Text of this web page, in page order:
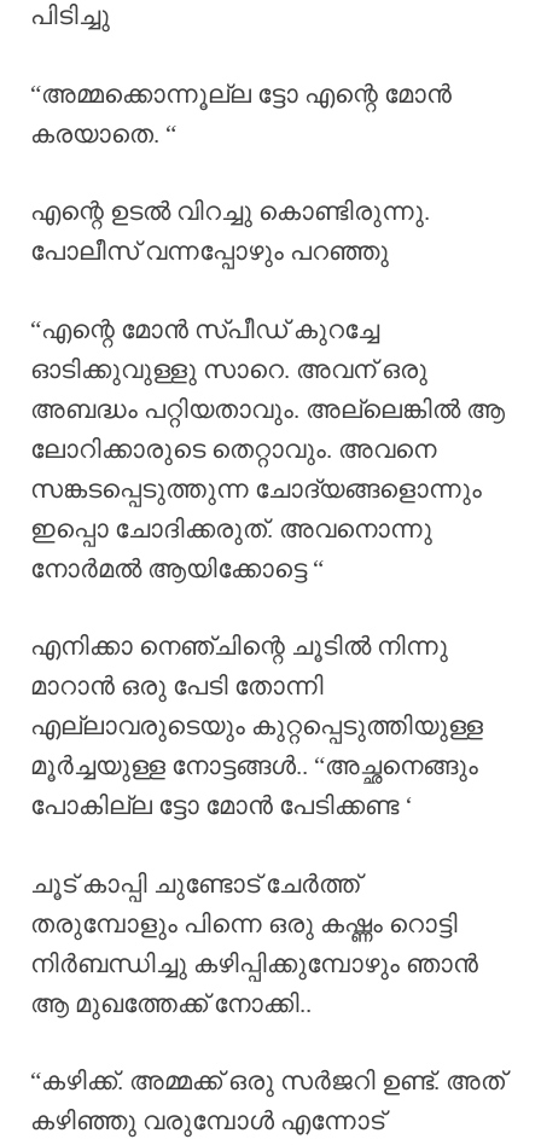
പിടിച്ചു
“അമ്മക്കൊന്നൂല്ല ട്ടോ എന്റെ മോൻ
കരയാതെ. “
എന്റെ ഉടൽ വിറച്ചു കൊണ്ടിരുന്നു.
പോലീസ് വന്നപ്പോഴും പറഞ്ഞു
“എന്റെ മോൻ സ്പീഡ് കുറച്ചേ
ഓടിക്കുവുള്ളു സാറെ. അവന് ഒരു
അബദ്ധം പറ്റിയതാവും. അല്ലെങ്കിൽ ആ
ലോറിക്കാരുടെ തെറ്റാവും. അവനെ
സങ്കടപ്പെടുത്തുന്ന ചോദ്യങ്ങളൊന്നും
ഇപ്പൊ ചോദിക്കരുത്. അവനൊന്നു
നോർമൽ ആയിക്കോട്ടെ “
എനിക്കാ നെഞ്ചിന്റെ ചൂടിൽ നിന്നു
മാറാൻ ഒരു പേടി തോന്നി
എല്ലാവരുടെയും കുറ്റപ്പെടുത്തിയുള്ള
മൂർച്ചയുള്ള നോട്ടങ്ങൾ.. “അച്ഛനെങ്ങും
പോകില്ല ട്ടോ മോൻ പേടിക്കണ്ട ‘
ചൂട് കാപ്പി ചുണ്ടോട് ചേർത്ത്
തരുമ്പോളും പിന്നെ ഒരു കഷ്ണം റൊട്ടി
നിർബന്ധിച്ചു കഴിപ്പിക്കുമ്പോഴും ഞാൻ
ആ മുഖത്തേക്ക് നോക്കി..
“കഴിക്ക്. അമ്മക്ക് ഒരു സർജറി ഉണ്ട്. അത്
കഴിഞ്ഞു വരുമ്പോൾ എന്നോട്